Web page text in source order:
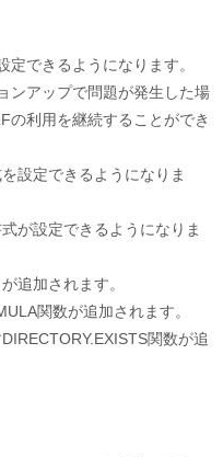
できるようになります。
ンアップで問題が発生した場
の利用を継続することができ
設定できるようになりま
が設定できるようになりま
追加されます。
関数が追加されます。
関数が追